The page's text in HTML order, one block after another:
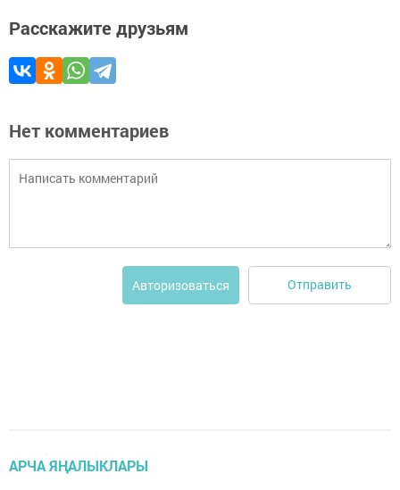
Расскажите друзьям
Нет комментариев
Авторизоваться Отправить
АРЧА ЯҢАЛЫКЛАРЫ